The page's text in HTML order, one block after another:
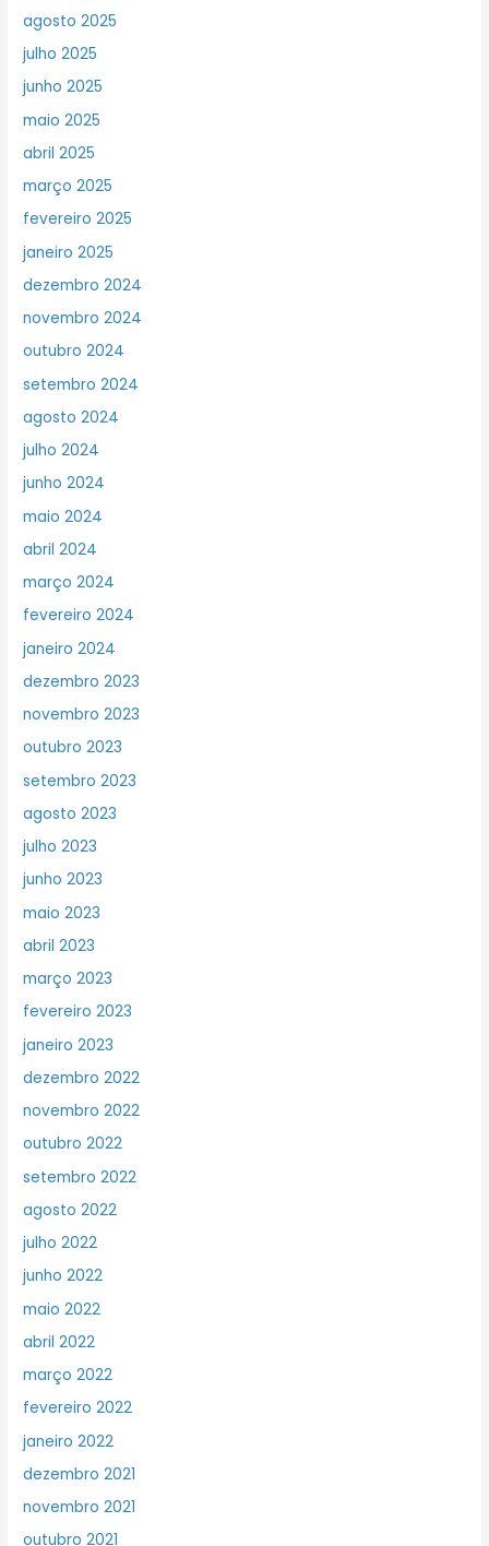
agosto 2025
julho 2025
junho 2025
maio 2025
abril 2025
março 2025
fevereiro 2025
janeiro 2025
dezembro 2024
novembro 2024
outubro 2024
setembro 2024
agosto 2024
julho 2024
junho 2024
maio 2024
abril 2024
março 2024
fevereiro 2024
janeiro 2024
dezembro 2023
novembro 2023
outubro 2023
setembro 2023
agosto 2023
julho 2023
junho 2023
maio 2023
abril 2023
março 2023
fevereiro 2023
janeiro 2023
dezembro 2022
novembro 2022
outubro 2022
setembro 2022
agosto 2022
julho 2022
junho 2022
maio 2022
abril 2022
março 2022
fevereiro 2022
janeiro 2022
dezembro 2021
novembro 2021
outubro 2021